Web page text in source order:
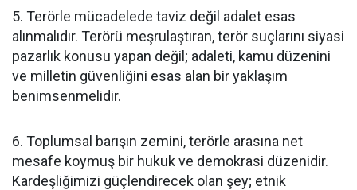
5. Terörle mücadelede taviz değil adalet esas
alınmalıdır. Terörü meşrulaştıran, terör suçlarını siyasi
pazarlık konusu yapan değil; adaleti, kamu düzenini
ve milletin güvenliğini esas alan bir yaklaşım
benimsenmelidir.
6. Toplumsal barışın zemini, terörle arasına net
mesafe koymuş bir hukuk ve demokrasi düzenidir.
Kardeşliğimizi güçlendirecek olan şey; etnik